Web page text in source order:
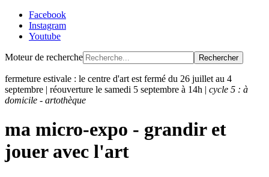
Facebook
Instagram
Youtube
Moteur de recherche Rechercher
fermeture estivale : le centre d'art est fermé du 26 juillet au 4
septembre | réouverture le samedi 5 septembre à 14h | cycle 5 : à
domicile - artothèque
ma micro-expo - grandir et
jouer avec l'art